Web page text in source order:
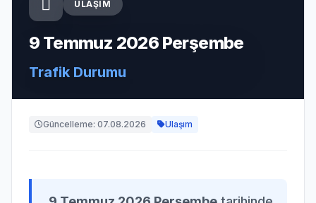
ULAŞIM
9 Temmuz 2026 Perşembe
Trafik Durumu
Güncelleme: 07.08.2026 Ulaşım